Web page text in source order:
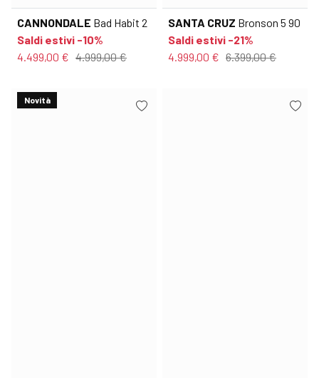
CANNONDALE Bad Habit 2
Saldi estivi -10%
4.499,00 € 4.999,00 €
SANTA CRUZ Bronson 5 90
Saldi estivi -21%
4.999,00 € 6.399,00 €
Novità